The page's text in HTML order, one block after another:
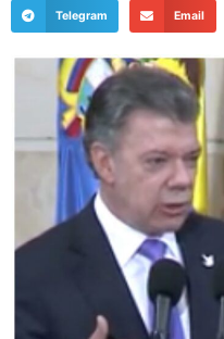
Telegram Email